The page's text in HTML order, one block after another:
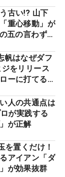
古い!? 山下
重心移動」が
五の言わず振
帆はなぜダフ
をリリース
ーに打てる #
人の共通点は
が実践する
が正解
を置くだけ！
アイアン「ダ
が効果抜群